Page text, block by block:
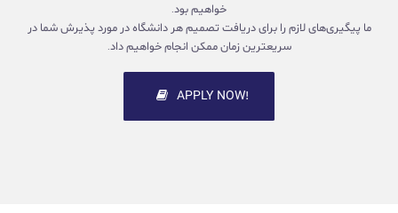
خواهیم بود.
ما پیگیری‌های لازم را برای دریافت تصمیم هر دانشگاه در مورد پذیرش شما در
سریعترین زمان ممکن انجام خواهیم داد.
!APPLY NOW